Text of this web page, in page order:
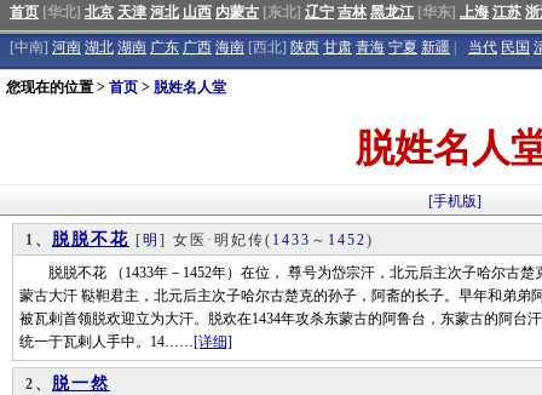
首页 [华北] 北京 天津 河北 山西 内蒙古 [东北] 辽宁 吉林 黑龙江 [华东] 上海 江苏
[中南] 河南 湖北 湖南 广东 广西 海南 [西北] 陕西 甘肃 青海 宁夏 新疆 当代 民国
您现在的位置 > 首页 > 脱姓名人堂
脱姓名人
[手机版]
1、 脱脱不花 [明 ] 女医·明妃传( 1433 ～ 1452)
脱脱不花 （1433年－1452年）在位， 尊号为岱宗汗，北元后主次子哈尔古楚
蒙古大汗 鞑靼君主，北元后主次子哈尔古楚克的孙子，阿斋的长子。早年和弟弟
被瓦剌首领脱欢迎立为大汗。脱欢在1434年攻杀东蒙古的阿鲁台，东蒙古的阿台
统一于瓦剌人手中。14……[详细]
2、 脱一然